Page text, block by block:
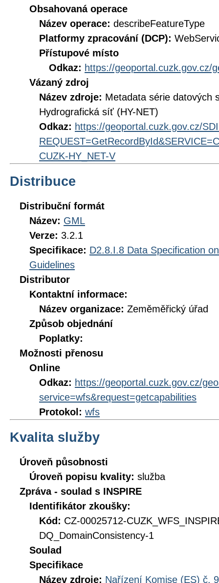
Obsahovaná operace
Název operace: describeFeatureType
Platformy zpracování (DCP):
Přístupové místo
Odkaz: https://geoportal.cuzk.gov.cz/
Vázaný zdroj
Název zdroje: Metadata série datových
Hydrografická síť (HY-NET)
Odkaz: https://geoportal.cuzk.gov.cz/
CUZK-HY_NET-V
Distribuce
Distribuční formát
Název: GML
Verze: 3.2.1
Specifikace: D2.8.I.8 Data Specification
Guidelines
Distributor
Kontaktní informace:
Název organizace: Zeměměřický úřad
Způsob objednání
Poplatky:
Možnosti přenosu
Online
Odkaz: https://geoportal.cuzk.gov.cz/
service=wfs&request=getcapabilities
Protokol: wfs
Kvalita služby
Úroveň působnosti
Úroveň popisu kvality: služba
Zpráva - soulad s INSPIRE
Identifikátor zkoušky:
Kód: CZ-00025712-
DQ_DomainConsistency-1
Soulad
Specifikace
Název zdroje: Nařízení Komise (ES) č.